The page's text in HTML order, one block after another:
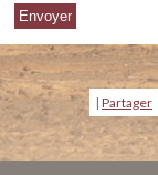
| Partager